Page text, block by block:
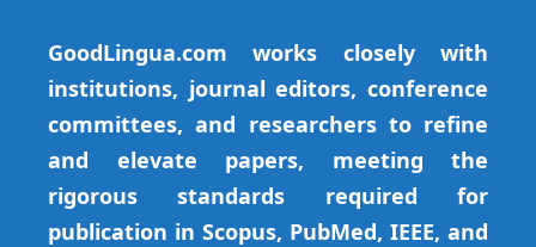
GoodLingua.com works closely with
institutions, journal editors, conference
committees, and researchers to refine
and elevate papers, meeting the
rigorous standards required for
publication in Scopus, PubMed, IEEE, and